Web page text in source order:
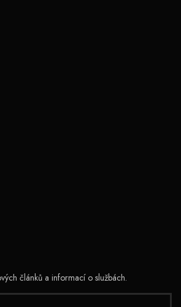
článků a informací o službách.